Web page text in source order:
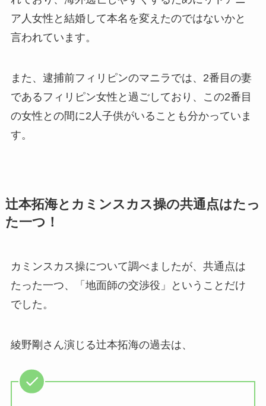
ア人女性と結婚して本名を変えたのではないかと
言われています。
また、逮捕前フィリピンのマニラでは、2番目の妻
であるフィリピン女性と過ごしており、この2番目
の女性との間に2人子供がいることも分かっていま
す。
辻本拓海とカミンスカス操の共通点はたっ
た一つ！
カミンスカス操について調べましたが、共通点は
たった一つ、「地面師の交渉役」ということだけ
でした。
綾野剛さん演じる辻本拓海の過去は、